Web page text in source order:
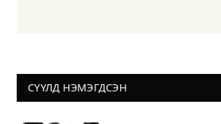
СҮҮЛД НЭМЭГДСЭН